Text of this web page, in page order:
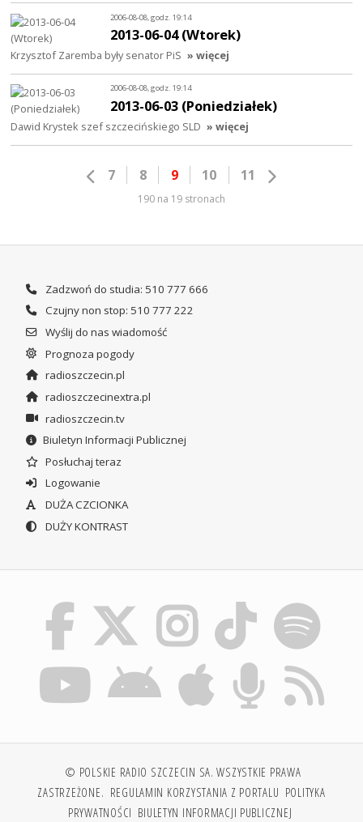
2006-08-08, godz. 19:14
2013-06-04 (Wtorek)
Krzysztof Zaremba były senator PiS » więcej
2006-08-08, godz. 19:14
2013-06-03 (Poniedziałek)
Dawid Krystek szef szczecińskiego SLD » więcej
7 8 9 10 11
190 na 19 stronach
Zadzwoń do studia: 510 777 666
Czujny non stop: 510 777 222
Wyślij do nas wiadomość
Prognoza pogody
radioszczecin.pl
radioszczecinextra.pl
radioszczecin.tv
Biuletyn Informacji Publicznej
Posłuchaj teraz
Logowanie
DUŻA CZCIONKA
DUŻY KONTRAST
© POLSKIE RADIO SZCZECIN SA. WSZYSTKIE PRAWA
ZASTRZEŻONE. REGULAMIN KORZYSTANIA Z PORTALU POLITYKA
PRYWATNOŚCI BIULETYN INFORMACJI PUBLICZNEJ